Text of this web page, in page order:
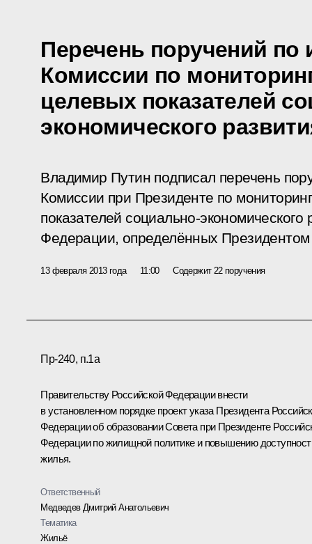
Перечень поручений по
Комиссии по
целевых показателей
экономического
Владимир Путин подписал перечень
Комиссии при Президенте по
показателей социально-экономического
Федерации, определённых Президентом
13 февраля 2013 года 11:00 Содержит 22 поручения
Пр-240, п.1а
Правительству Российской Федерации внести
в установленном порядке проект указа Президента
Федерации об образовании Совета при Президенте
Федерации по жилищной политике и повышению
жилья.
Ответственный
Медведев Дмитрий Анатольевич
Тематика
Жильё